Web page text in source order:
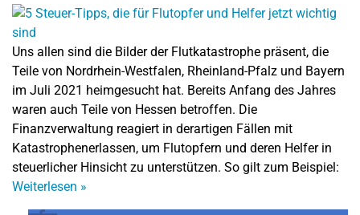
Uns allen sind die Bilder der Flutkatastrophe präsent, die
Teile von Nordrhein-Westfalen, Rheinland-Pfalz und Bayern
im Juli 2021 heimgesucht hat. Bereits Anfang des Jahres
waren auch Teile von Hessen betroffen. Die
Finanzverwaltung reagiert in derartigen Fällen mit
Katastrophenerlassen, um Flutopfern und deren Helfer in
steuerlicher Hinsicht zu unterstützen. So gilt zum Beispiel:
Weiterlesen »